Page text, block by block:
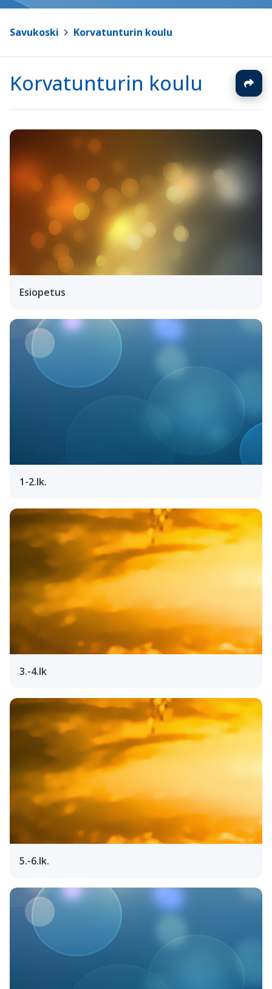
Savukoski Korvatunturin koulu
Korvatunturin koulu
Esiopetus
1-2.lk.
3.-4.lk
5.-6.lk.